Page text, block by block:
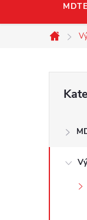
Domů
s
kategorie